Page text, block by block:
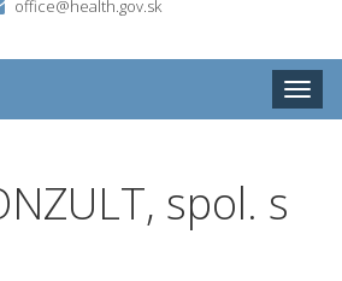
office@health.gov.sk
Toggle
spol. s